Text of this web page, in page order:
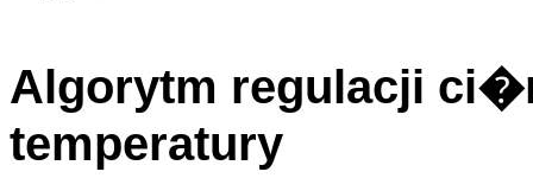
Algorytm regulacji
temperatury